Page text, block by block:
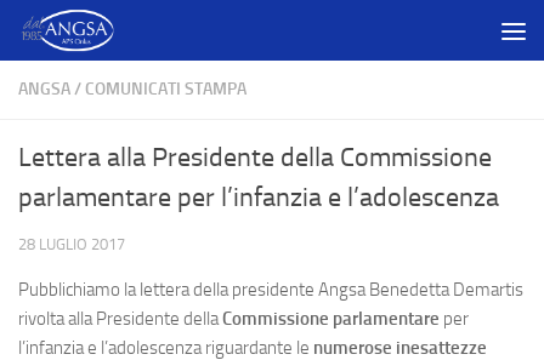
Salta al contenuto
ANGSA/ COMUNICATI STAMPA
Lettera alla Presidente della Commissione
parlamentare per l’infanzia e l’adolescenza
28 LUGLIO 2017
Pubblichiamo la lettera della presidente Angsa Benedetta Demartis
rivolta alla Presidente dellaCommissione parlamentare per
l’infanzia e l’adolescenza riguardante le numerose inesattezze